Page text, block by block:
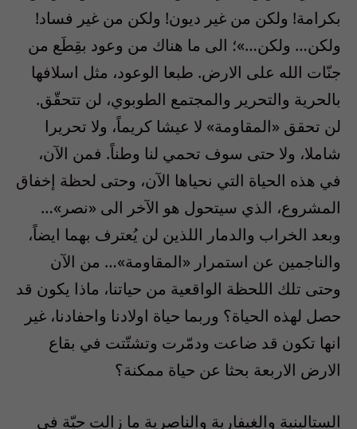
بكرامة! ولكن من غير ديون! ولكن من غير فساد!
ولكن… ولكن…»؛ الى ما هناك من وعود بقِطَع من
جنّات الله على الارض. طبعا الوعود، مثل اسلافها
بالحرية والتحرير والمجتمع الطوبوي، لن تتحقّق.
لن تحقق «المقاومة» لا عيشا كريماً، ولا تحريرا
شاملا، ولا حتى سوف تحمي لنا وطناً. فمن الآن،
في هذه الحياة التي نحياها الآن، وحتى لحظة إخفاق
المشروع، الذي سيتحول هو الآخر الى «نصر»…
وبعد الخراب والدمار اللذين لن يُعترف بهما ايضاً،
والناجمين عن استمرار «المقاومة»… من الآن
وحتى تلك اللحظة الواقعية من حياتنا، ماذا يكون قد
حصل لهذه الحياة؟ وربما حياة اولادنا واحفادنا، غير
انها تكون قد ضاعت ودمّرت وتشتّتت في بقاع
الارض الاربعة بحثا عن حياة ممكنة؟
الستالينية والغيفارية والناصرية ما زالت حيّة في